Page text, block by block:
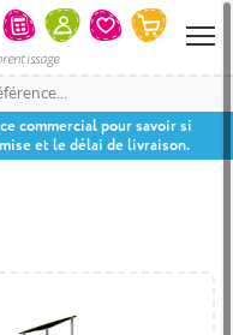
commercial pour savoir si
et le délai de livraison.